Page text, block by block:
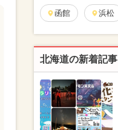
函館 浜松
北海道の新着記事